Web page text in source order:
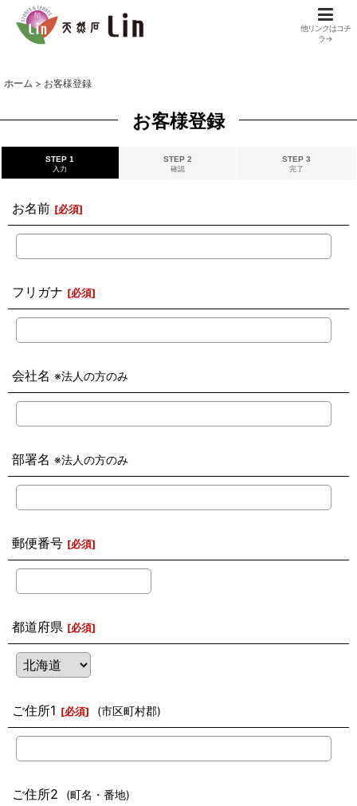
他リンクはコチ
ラ→
ホーム > お客様登録
お客様登録
STEP 1
入力
STEP 2
確認
STEP 3
完了
お名前 [必須]
フリガナ [必須]
会社名 ※法人の方のみ
部署名 ※法人の方のみ
郵便番号 [必須]
都道府県 [必須]
ご住所1 [必須] (市区町村郡)
ご住所2 (町名・番地)